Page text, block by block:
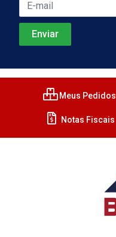
Meus Pedidos
Notas Fiscais